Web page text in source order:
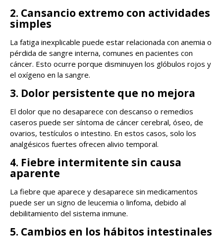
2. Cansancio extremo con actividades
simples
La fatiga inexplicable puede estar relacionada con anemia o
pérdida de sangre interna, comunes en pacientes con
cáncer. Esto ocurre porque disminuyen los glóbulos rojos y
el oxígeno en la sangre.
3. Dolor persistente que no mejora
El dolor que no desaparece con descanso o remedios
caseros puede ser síntoma de cáncer cerebral, óseo, de
ovarios, testículos o intestino. En estos casos, solo los
analgésicos fuertes ofrecen alivio temporal.
4. Fiebre intermitente sin causa
aparente
La fiebre que aparece y desaparece sin medicamentos
puede ser un signo de leucemia o linfoma, debido al
debilitamiento del sistema inmune.
5. Cambios en los hábitos intestinales